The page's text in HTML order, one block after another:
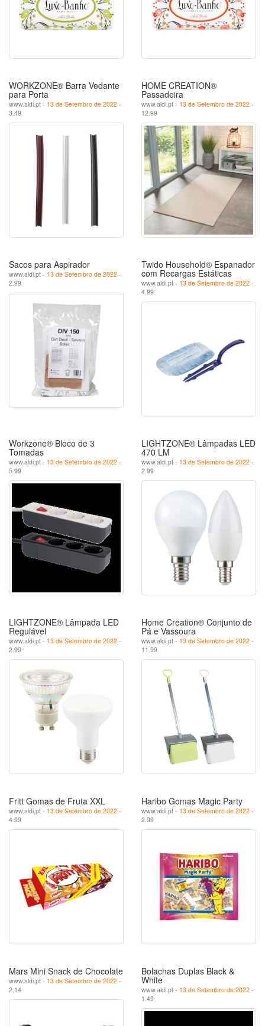
WORKZONE® Barra Vedante
para Porta
www.aldi.pt - 13 de Setembro de 2022 -
3.49
HOME CREATION®
Passadeira
www.aldi.pt - 13 de Setembro de 2022 -
12.99
Sacos para Aspirador
www.aldi.pt - 13 de Setembro de 2022 -
2.99
Twido Household® Espanador
com Recargas Estáticas
www.aldi.pt - 13 de Setembro de 2022 -
4.99
Workzone® Bloco de 3
Tomadas
www.aldi.pt - 13 de Setembro de 2022 -
5.99
LIGHTZONE® Lâmpadas LED
470 LM
www.aldi.pt - 13 de Setembro de 2022 -
2.99
LIGHTZONE® Lâmpada LED
Regulável
www.aldi.pt - 13 de Setembro de 2022 -
2.99
Home Creation® Conjunto de
Pá e Vassoura
www.aldi.pt - 13 de Setembro de 2022 -
11.99
Fritt Gomas de Fruta XXL
www.aldi.pt - 13 de Setembro de 2022 -
4.99
Haribo Gomas Magic Party
www.aldi.pt - 13 de Setembro de 2022 -
2.99
Mars Mini Snack de Chocolate
www.aldi.pt - 13 de Setembro de 2022 -
2.14
Bolachas Duplas Black &
White
www.aldi.pt - 13 de Setembro de 2022 -
1.49